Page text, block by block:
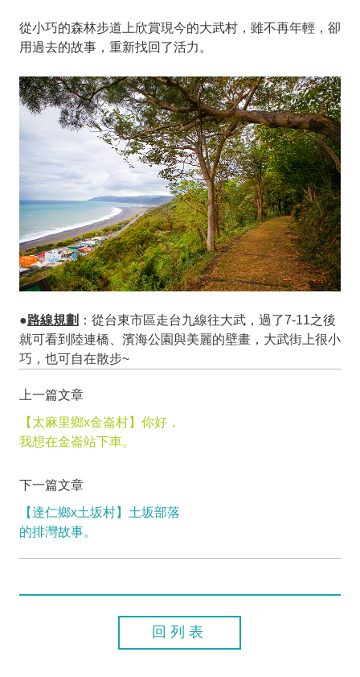
從小巧的森林步道上欣賞現今的大武村，雖不再年輕，卻
用過去的故事，重新找回了活力。
●路線規劃 ：從台東市區走台九線往大武，過了7-11之後
就可看到陸連橋、濱海公園與美麗的壁畫，大武街上很小
巧，也可自在散步~
上一篇文章
【太麻里鄉x金崙村】你好，
我想在金崙站下車。
下一篇文章
【達仁鄉x土坂村】土坂部落
的排灣故事。
回列表